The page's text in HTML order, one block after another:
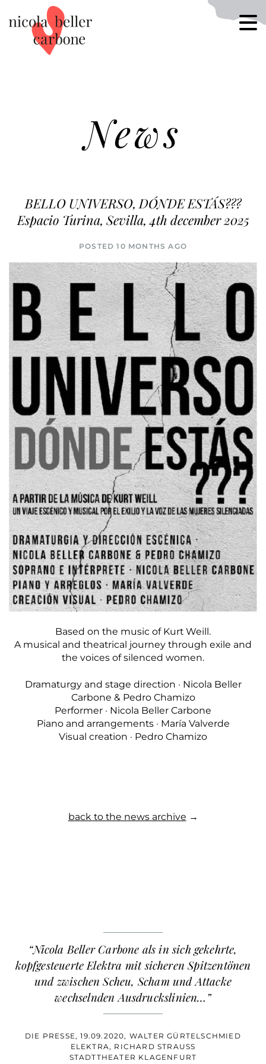
News
BELLO UNIVERSO, DÓNDE ESTÁS???
Espacio Turina, Sevilla, 4th december 2025
POSTED 10 MONTHS AGO
Based on the music of Kurt Weill.
A musical and theatrical journey through exile and
the voices of silenced women.
Dramaturgy and stage direction · Nicola Beller
Carbone & Pedro Chamizo
Performer · Nicola Beller Carbone
Piano and arrangements · María Valverde
Visual creation · Pedro Chamizo
back to the news archive →
“Nicola Beller Carbone als in sich gekehrte,
kopfgesteuerte Elektra mit sicheren Spitzentönen
und zwischen Scheu, Scham und Attacke
wechselnden Ausdruckslinien…”
DIE PRESSE, 19.09.2020, WALTER GÜRTELSCHMIED
ELEKTRA, RICHARD STRAUSS
STADTTHEATER KLAGENFURT